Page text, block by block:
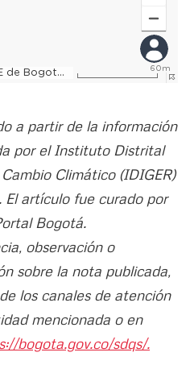
a partir de la información
por el Instituto Distrital
Climático (IDIGER)
. El artículo fue curado por
Bogotá.
observación o
sobre la nota publicada,
los canales de atención
mencionada o en
bogota.gov.co/sdqs/.